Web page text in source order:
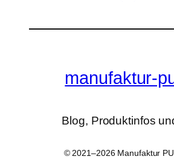
manufaktur-
Blog, Produktinfos
© 2021–2026 Manufaktur